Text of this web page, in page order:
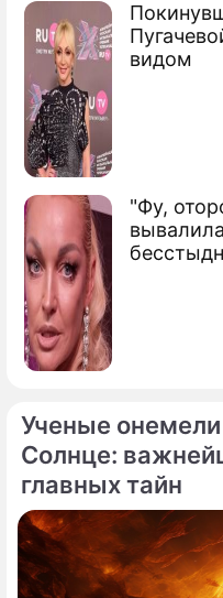
видом
"Фу,
Ученые онемели
Солнце:
главных тайн